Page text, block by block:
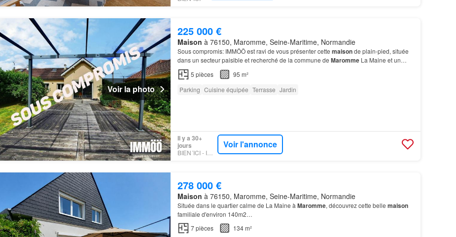
Voir la photo
225 000 €
Maison à 76150, Maromme, Seine-Maritime, Normandie
Sous compromis: IMMÖÖ est ravi de vous présenter cette maisonde plain-pied, située
dans un secteur paisible et recherché de la commune de MarommeLa Maine et un
jardin verdoyant sans vis-à-vis…
5 pièces
95 m²
Parking Cuisine équipée Terrasse Jardin
Il y a 30+
jours
BIEN´ICI - IMMOO
Voir l'annonce
278 000 €
Maison à 76150, Maromme, Seine-Maritime, Normandie
Située dans le quartier calme de La Maine à Maromme, découvrez cette belle maison
familiale d'environ 140m2…
7pièces
134 m²